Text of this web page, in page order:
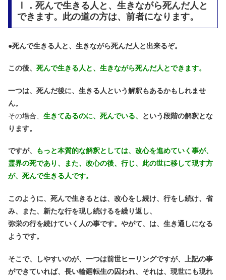
Ⅰ．死んで生きる人と、生きながら死んだ人と
できます。此の道の方は、前者になります。
●死んで生きる人と、生きながら死んだ人と出来るぞ。
この後、 死んで生きる人と、生きながら死んだ人とできます。
一つは、死んだ後に、生きる人という解釈もあるかもしれませ
ん。
その場合、 生きてゐるのに、死んでいる、
という段階の解釈とな
ります。
ですが、
もっと本質的な解釈としては、改心を進めていく事が、
霊界の死であり、
また、改心の後、行じ、此の世に移して現す方
が、死んで生きる人です。
このように、死んで生きるとは、改心をし続け、行をし続け、省
み、また、新たな行を現し続けるを繰り返し、
弥栄の行を続けていく人の事です。やがて、は、生き通しになる
ようです。
そこで、しやすいのが、一つは前世ヒーリングですが、上記の事
ができていれば、長い輪廻転生の囚われ、 それは、現世にも現れ